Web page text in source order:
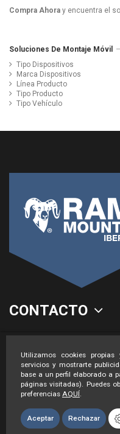
Utilizamos cookies
servicios y mostrarte
base a un perfil elaborado a
páginas visitadas). Puedes
preferencias AQUÍ.
Aceptar Rechazar
Compra Ahora y encuentra el
Soluciones De Montaje Móvil
Tipo Dispositivos
Marca Dispositivos
Línea Producto
Tipo Producto
Tipo Vehículo
CONTACTO